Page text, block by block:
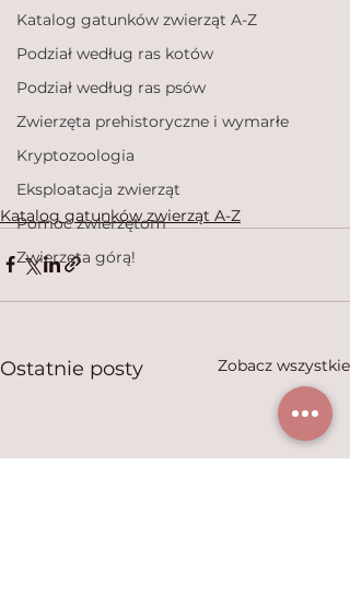
Katalog gatunków zwierząt A-Z
Podział według ras kotów
Podział według ras psów
Zwierzęta prehistoryczne i wymarłe
Kryptozoologia
Eksploatacja zwierząt
Pomoc zwierzętom
Zwierzęta górą!
Katalog gatunków zwierząt A-Z
Ostatnie posty Zobacz wszystkie